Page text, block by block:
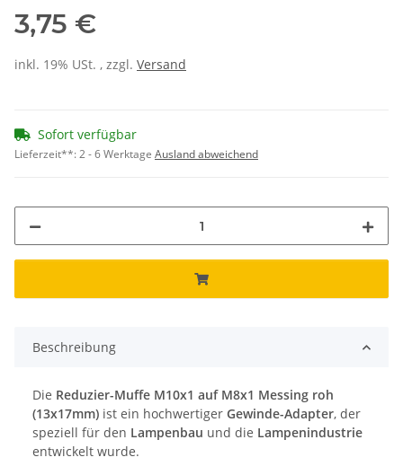
3,75 €
inkl. 19% USt. , zzgl. Versand
Sofort verfügbar
Lieferzeit**:2 - 6 Werktage Ausland abweichend
Beschreibung
Die Reduzier-Muffe M10x1 auf M8x1 Messing roh
(13x17mm) ist ein hochwertiger Gewinde-Adapter, der
speziell für den Lampenbau und die Lampenindustrie
entwickelt wurde.